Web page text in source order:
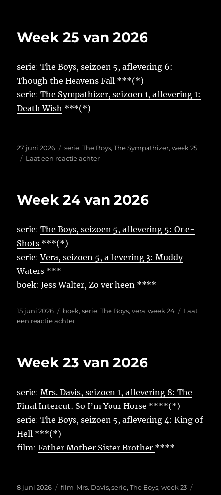
2026
Week 25 van 2026
serie:The Boys, seizoen 5, aflevering 6:
Though the Heavens Fall ***(*)
serie:The Sympathizer, seizoen 1, aflevering 1:
Death Wish ***(*)
Geplaatst
op
27 juni 2026 Tags
serie,The Boys,The Sympathizer,week 25
Laat een reactie achterop
2026
Week 24 van 2026
serie:The Boys, seizoen 5, aflevering 5: One-
Shots ***(*)
serie:Vera, seizoen 5, aflevering 3: Muddy
Waters ***
boek:Jess Walter, Zo ver heen ****
Geplaatst
op
15 juni 2026 Tags
boek,serie,The Boys,vera,week 24
Laat
een reactie achterop
2026
Week 23 van 2026
serie:Mrs. Davis, seizoen 1, aflevering 8: The
Final Intercut: So I’m Your Horse ****(*)
serie:The Boys, seizoen 5, aflevering 4: King of
Hell ***(*)
film:Father Mother Sister Brother ****
Geplaatst
8 juni 2026 Tags
film, Mrs. Davis,serie,The Boys,week 23